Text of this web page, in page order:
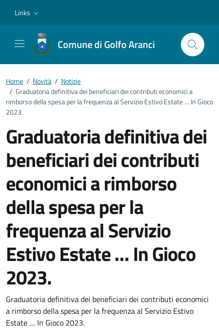
Links
Comune di Golfo Aranci
Home / Novità / Notizie
/ Graduatoria definitiva dei beneficiari dei contributi economici a
rimborso della spesa per la frequenza al Servizio Estivo Estate … In Gioco
2023.
Graduatoria definitiva dei
beneficiari dei contributi
economici a rimborso
della spesa per la
frequenza al Servizio
Estivo Estate … In Gioco
2023.
Dettagli della notizia
Graduatoria definitiva dei beneficiari dei contributi economici
a rimborso della spesa per la frequenza al Servizio Estivo
Estate … In Gioco 2023.